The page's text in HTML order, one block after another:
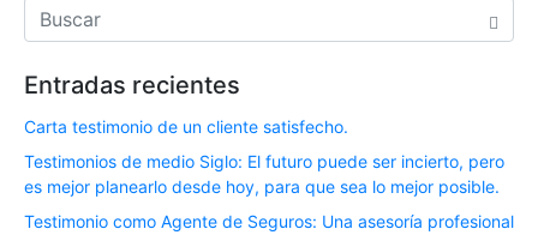
Entradas recientes
Carta testimonio de un cliente satisfecho.
Testimonios de medio Siglo: El futuro puede ser incierto, pero
es mejor planearlo desde hoy, para que sea lo mejor posible.
Testimonio como Agente de Seguros: Una asesoría profesional